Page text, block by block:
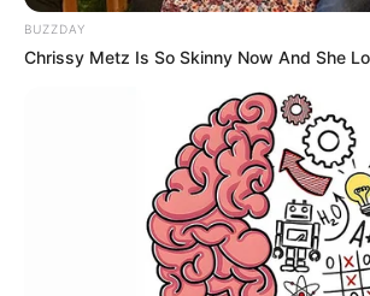
BUZZDAY
Chrissy Metz Is So Skinny Now And She